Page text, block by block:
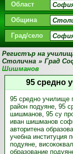
Област
Община
Град/село
Регистър на
Столична » Град
Шишманов
95 средно
95 средно
район подуяне, 95
шишманов, 95 су
иван шишманов
авторитена
учебна институция
подуяне,
образование